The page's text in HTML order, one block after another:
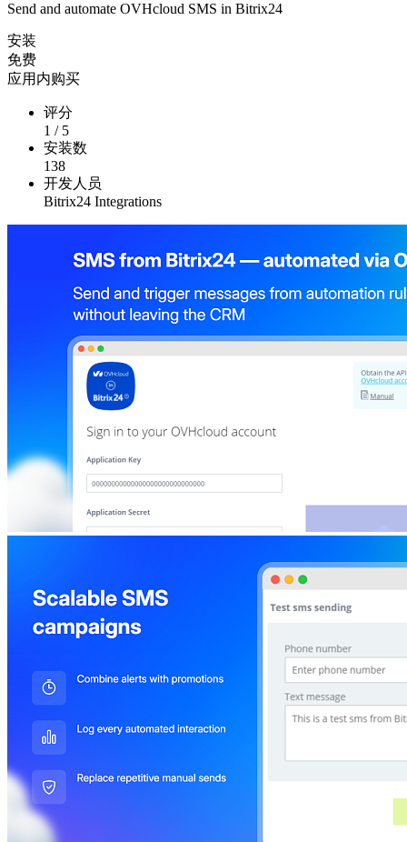
Send and automate OVHcloud SMS in Bitrix24
安装
免费
应用内购买
评分
1 / 5
安装数
138
开发人员
Bitrix24 Integrations